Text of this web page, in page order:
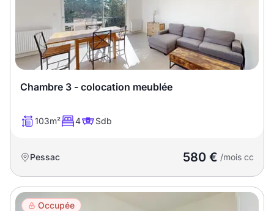
Chambre 3 - colocation meublée
103m² 4 Sdb
Pessac 580 € /mois cc
Occupée